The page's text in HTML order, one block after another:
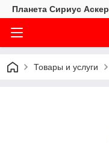
Планета Сириус Аскер
Товары и услуги